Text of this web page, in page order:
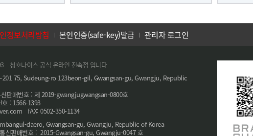
정보처리방침 본인인증(safe-key)발급 관리자 로그인
호나이스 공식 온라인 전속점 입니다
75, Sudeung-ro 123beon-gil, Gwangsan-gu, Gwangju, Republic
판매번호 : 제 2019-gwangjugwangsan-0800호
: 1566-1393
FAX: 0502-350-1134
daero, Gwangsan-gu, Gwangju, Republic of Korea
신판매번호 : 2015-Gwangsan-gu, Gwangju-0047 호